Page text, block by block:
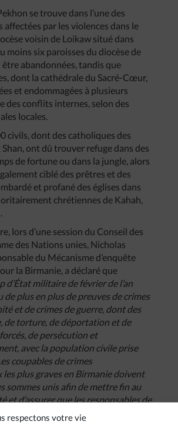
respectons votre vie
se trouve dans l’une des
affectées par les violences dans le
voisin de Loikaw situé dans
moins six paroisses du diocèse de
abandonnées, tandis que
dont la cathédrale du Sacré-Cœur,
et endommagées à plusieurs
des conflits internes, selon des
locales.
civils, dont des catholiques des
ont dû trouver refuge dans des
de fortune ou dans la jungle, alors
ciblé des prêtres et des
et profané des églises dans
chrétiennes de Kahah,
lors d’une session du Conseil des
des Nations unies, Nicholas
du Mécanisme d’enquête
la Birmanie, a déclaré que
d’État militaire de février de l’an
de plus en plus de preuves de crimes
et de crimes de guerre, dont des
de torture, de déportation et de
de persécution et
avec la population civile prise
coupables de crimes
plus graves en Birmanie doivent
sommes unis afin de mettre fin au
et d’assurer que les responsables de
amenés devant la justice »,